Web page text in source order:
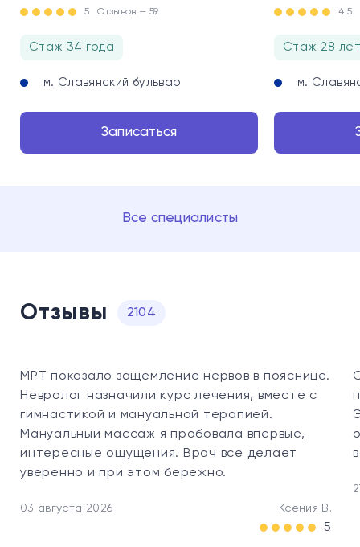
5 Отзывов — 59
Стаж 34 года
м. Славянский бульвар
Записаться
4.5
Стаж 28 лет
м.
Все специалисты
Отзывы 2104
МРТ показало защемление нервов в пояснице.
Невролог назначили курс лечения, вместе с
гимнастикой и мануальной терапией.
Мануальный массаж я пробовала впервые,
интересные ощущения. Врач все делает
уверенно и при этом бережно.
03 августа 2026 Ксения В.
5